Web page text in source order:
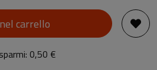
carrello
0,50 €